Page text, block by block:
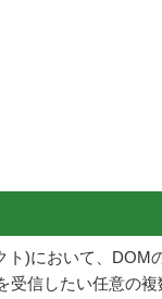
)において、
信したい任意の